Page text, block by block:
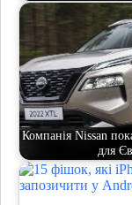
Компанія Nissan
для